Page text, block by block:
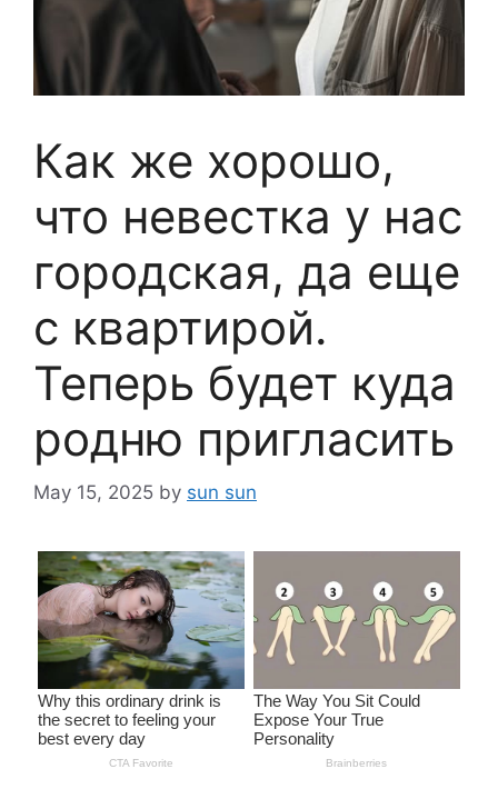
Как же хорошо,
что невестка у нас
городская, да еще
с квартирой.
Теперь будет куда
родню пригласить
May 15, 2025 by sun sun